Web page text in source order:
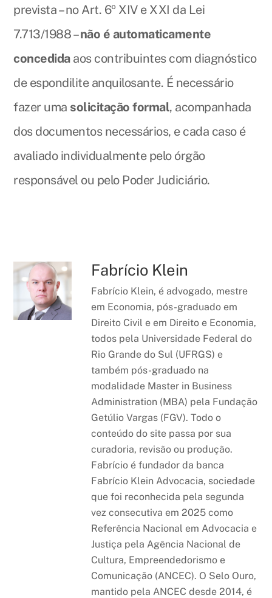
prevista – no Art. 6º XIV e XXI da Lei
7.713/1988 –não é automaticamente
concedidaaos contribuintes com diagnóstico
de espondilite anquilosante. É necessário
fazer uma solicitação formal, acompanhada
dos documentos necessários, e cada caso é
avaliado individualmente pelo órgão
responsável ou pelo Poder Judiciário.
Fabrício Klein
Fabrício Klein, é advogado, mestre
em Economia, pós-graduado em
Direito Civil e em Direito e Economia,
todos pela Universidade Federal do
Rio Grande do Sul (UFRGS) e
também pós-graduado na
modalidade Master in Business
Administration (MBA) pela Fundação
Getúlio Vargas (FGV). Todo o
conteúdo do site passa por sua
curadoria, revisão ou produção.
Fabrício é fundador da banca
Fabrício Klein Advocacia, sociedade
que foi reconhecida pela segunda
vez consecutiva em 2025 como
Referência Nacional em Advocacia e
Justiça pela Agência Nacional de
Cultura, Empreendedorismo e
Comunicação (ANCEC). O Selo Ouro,
mantido pela ANCEC desde 2014, é